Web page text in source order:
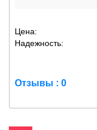
Цена:
Надежность:
Отзывы : 0